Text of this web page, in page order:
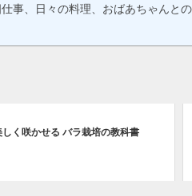
事、日々の料理、おばあちゃんと
しく咲かせる バラ栽培の教科書